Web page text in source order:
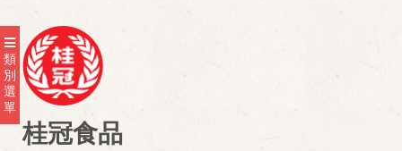
類
別
選
單
桂冠食品